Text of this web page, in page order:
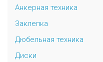
Анкерная техника
Заклепка
Дюбельная техника
Диски